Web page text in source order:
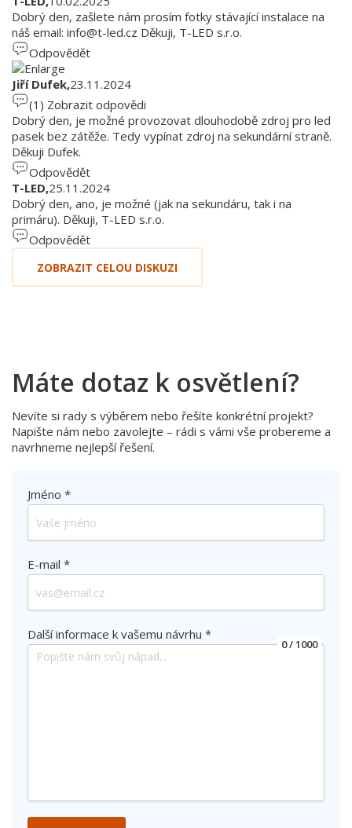
Dobrý den, zašlete nám prosím fotky stávající instalace na
náš email: info@t-led.cz Děkuji, T-LED s.r.o.
Odpovědět
Jiří Dufek,23.11.2024
(1) Zobrazit odpovědi
Dobrý den, je možné provozovat dlouhodobě zdroj pro led
pasek bez zátěže. Tedy vypínat zdroj na sekundární straně.
Děkuji Dufek.
Odpovědět
T-LED,25.11.2024
Dobrý den, ano, je možné (jak na sekundáru, tak i na
primáru). Děkuji, T-LED s.r.o.
Odpovědět
ZOBRAZIT CELOU DISKUZI
Máte dotaz k osvětlení?
Nevíte si rady s výběrem nebo řešíte konkrétní projekt?
Napište nám nebo zavolejte – rádi s vámi vše probereme a
navrhneme nejlepší řešení.
Jméno *
E-mail *
0/ 1000
Další informace k vašemu návrhu *